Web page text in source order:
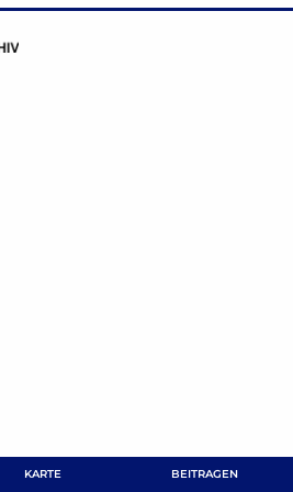
KARTE BEITRAGEN